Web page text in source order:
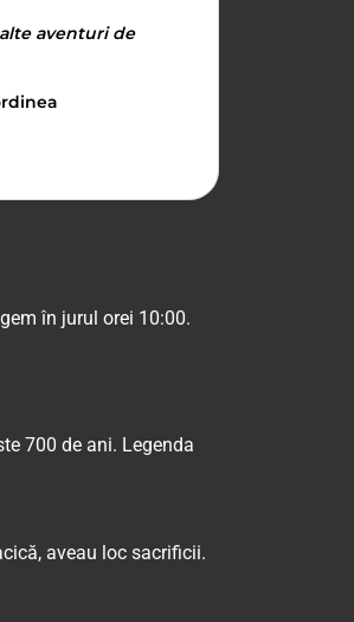
aventuri de
în jurul orei 10:00.
700 de ani. Legenda
aveau loc sacrificii.